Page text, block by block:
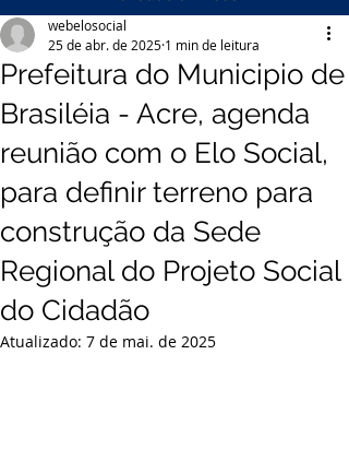
Prefeitura do Municipio de
Brasiléia - Acre, agenda
reunião com o Elo Social,
para definir terreno para
construção da Sede
Regional do Projeto Social
do Cidadão
webelosocial
25 de abr. de 2025 1 min de leitura
Atualizado: 7 de mai. de 2025